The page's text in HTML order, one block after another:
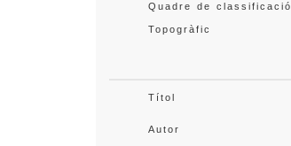
Quadre de classificació
Topogràfic
Títol
Autor